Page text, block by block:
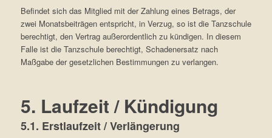
Befindet sich das Mitglied mit der Zahlung eines Betrags, der
zwei Monatsbeiträgen entspricht, in Verzug, so ist die Tanzschule
berechtigt, den Vertrag außerordentlich zu kündigen. In diesem
Falle ist die Tanzschule berechtigt, Schadenersatz nach
Maßgabe der gesetzlichen Bestimmungen zu verlangen.
5. Laufzeit / Kündigung
5.1. Erstlaufzeit / Verlängerung